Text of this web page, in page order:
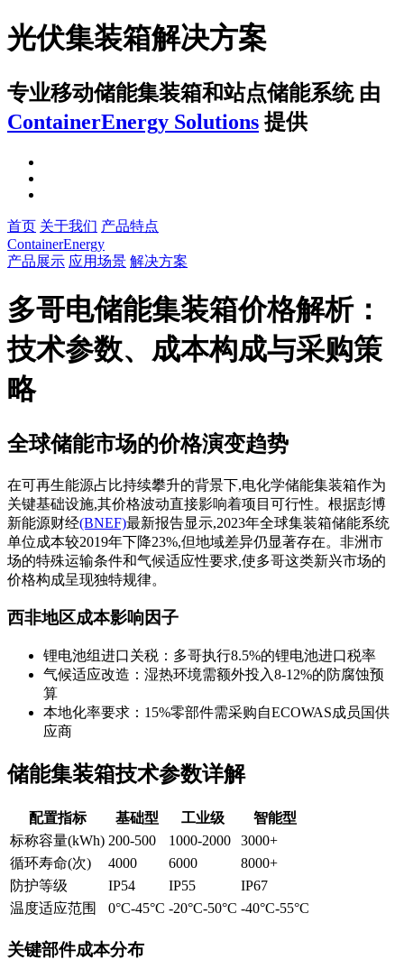
光伏集装箱解决方案
专业移动储能集装箱和站点储能系统 由
ContainerEnergy Solutions 提供
首页 关于我们 产品特点
ContainerEnergy
产品展示 应用场景 解决方案
多哥电储能集装箱价格解析：
技术参数、成本构成与采购策
略
全球储能市场的价格演变趋势
在可再生能源占比持续攀升的背景下,电化学储能集装箱作为
关键基础设施,其价格波动直接影响着项目可行性。根据彭博
新能源财经(BNEF)最新报告显示,2023年全球集装箱储能系统
单位成本较2019年下降23%,但地域差异仍显著存在。非洲市
场的特殊运输条件和气候适应性要求,使多哥这类新兴市场的
价格构成呈现独特规律。
西非地区成本影响因子
锂电池组进口关税：多哥执行8.5%的锂电池进口税率
气候适应改造：湿热环境需额外投入8-12%的防腐蚀预
算
本地化率要求：15%零部件需采购自ECOWAS成员国供
应商
储能集装箱技术参数详解
配置指标 基础型 工业级
智能型
标称容量(kWh) 200-500 1000-2000
3000+
循环寿命(次)
4000 6000
8000+
防护等级
IP54 IP55
IP67
温度适应范围
0°C-45°C -20°C-50°C -40°C-55°C
关键部件成本分布